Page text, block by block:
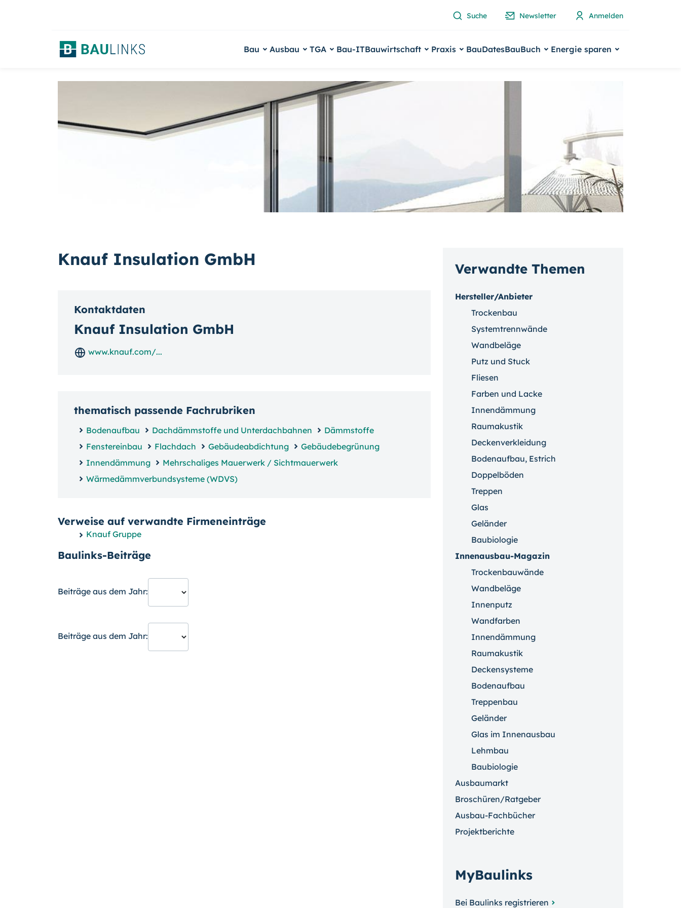
Suche Newsletter Anmelden
Bau Ausbau TGA Bau-ITBauwirtschaft Praxis BauDatesBauBuch Energie sparen
Knauf Insulation GmbH
Kontaktdaten
Knauf Insulation GmbH
www.knauf.com/...
thematisch passende Fachrubriken
Bodenaufbau Dachdämmstoffe und Unterdachbahnen
Dämmstoffe
Fenstereinbau
Flachdach Gebäudeabdichtung
Gebäudebegrünung
Innendämmung
Mehrschaliges Mauerwerk / Sichtmauerwerk
Wärmedämmverbundsysteme (WDVS)
Verweise auf verwandte Firmeneinträge
Knauf Gruppe
Baulinks-Beiträge
Beiträge aus dem Jahr:
Beiträge aus dem Jahr:
Verwandte Themen
Hersteller/Anbieter
Trockenbau
Systemtrennwände
Wandbeläge
Putz und Stuck
Fliesen
Farben und Lacke
Innendämmung
Raumakustik
Deckenverkleidung
Bodenaufbau, Estrich
Doppelböden
Treppen
Glas
Geländer
Baubiologie
Innenausbau-Magazin
Trockenbauwände
Wandbeläge
Innenputz
Wandfarben
Innendämmung
Raumakustik
Deckensysteme
Bodenaufbau
Treppenbau
Geländer
Glas im Innenausbau
Lehmbau
Baubiologie
Ausbaumarkt
Broschüren/Ratgeber
Ausbau-Fachbücher
Projektberichte
MyBaulinks
Bei Baulinks registrieren